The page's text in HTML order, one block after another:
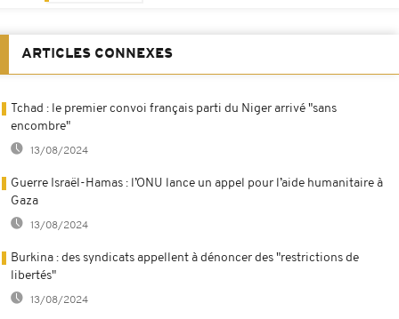
ARTICLES CONNEXES
Tchad : le premier convoi français parti du Niger arrivé "sans
encombre"
13/08/2024
Guerre Israël-Hamas : l’ONU lance un appel pour l’aide humanitaire à
Gaza
13/08/2024
Burkina : des syndicats appellent à dénoncer des "restrictions de
libertés"
13/08/2024